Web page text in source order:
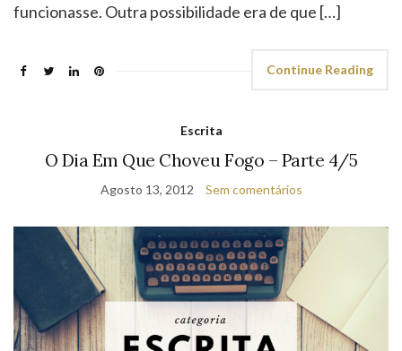
funcionasse. Outra possibilidade era de que […]
Continue Reading
Escrita
O Dia Em Que Choveu Fogo – Parte 4/5
Agosto 13, 2012 Sem comentários